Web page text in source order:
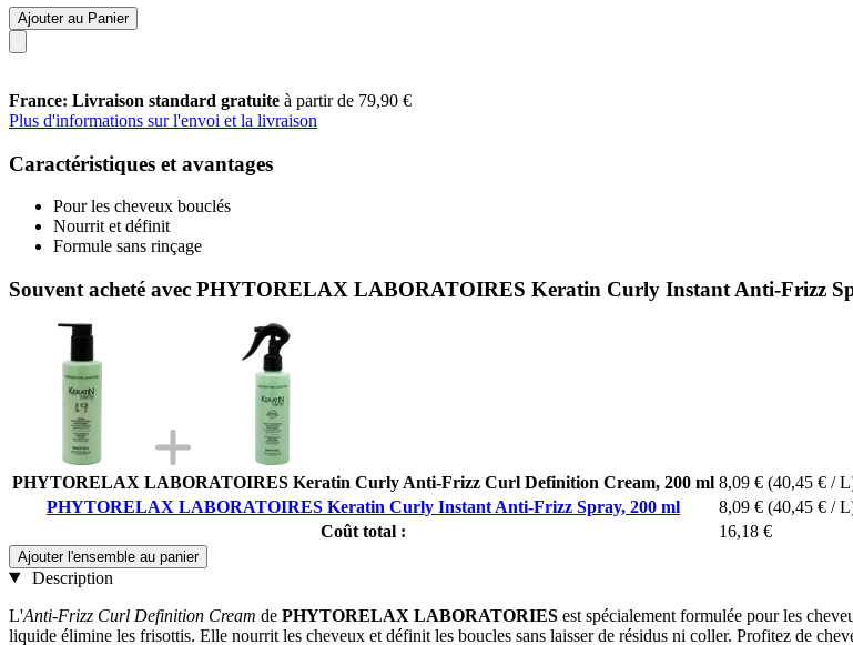
Ajouter au Panier
France: Livraison standard gratuite à partir de 79,90 €
Plus d'informations sur l'envoi et la livraison
Caractéristiques et avantages
Pour les cheveux bouclés
Nourrit et définit
Formule sans rinçage
Souvent acheté avec PHYTORELAX LABORATOIRES Keratin Curly Instant Anti-Frizz
PHYTORELAX LABORATOIRES Keratin Curly Anti-Frizz Curl Definition Cream, 200 ml 8,09 € (40,45 € /
PHYTORELAX LABORATOIRES Keratin Curly Instant Anti-Frizz Spray, 200 ml
8,09 € (40,45 € /
Coût total :
16,18 €
Ajouter l'ensemble au panier
Description
L'Anti-Frizz Curl Definition Cream de PHYTORELAX LABORATORIES est spécialement formulée pour les
liquide élimine les frisottis. Elle nourrit les cheveux et définit les boucles sans laisser de résidus ni coller. Profitez de